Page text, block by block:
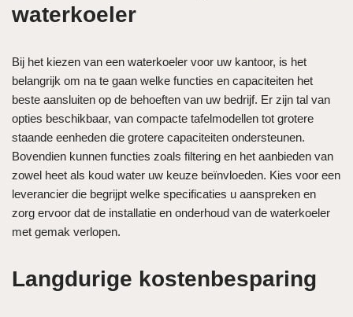
waterkoeler
Bij het kiezen van een waterkoeler voor uw kantoor, is het
belangrijk om na te gaan welke functies en capaciteiten het
beste aansluiten op de behoeften van uw bedrijf. Er zijn tal van
opties beschikbaar, van compacte tafelmodellen tot grotere
staande eenheden die grotere capaciteiten ondersteunen.
Bovendien kunnen functies zoals filtering en het aanbieden van
zowel heet als koud water uw keuze beïnvloeden. Kies voor een
leverancier die begrijpt welke specificaties u aanspreken en
zorg ervoor dat de installatie en onderhoud van de waterkoeler
met gemak verlopen.
Langdurige kostenbesparing